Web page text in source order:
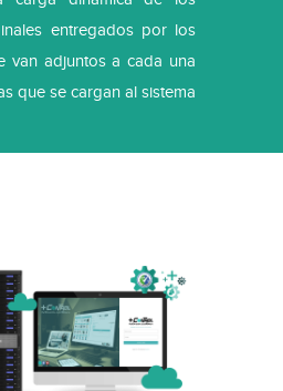
entregados por los
van adjuntos a cada una
que se cargan al sistema